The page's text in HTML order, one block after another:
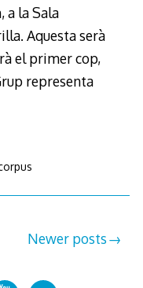
a la Sala
Aquesta serà
el primer cop,
representa
Newer posts